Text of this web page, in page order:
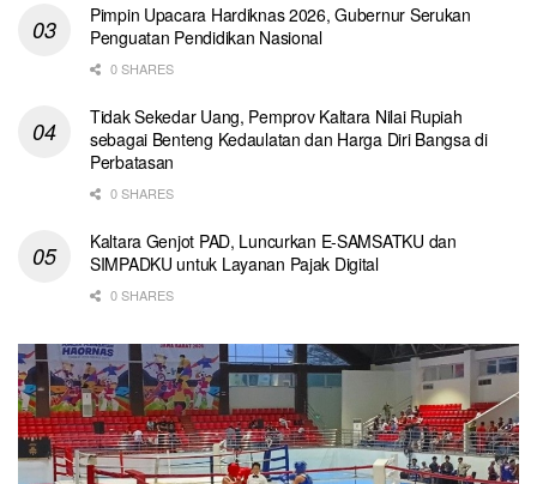
Pimpin Upacara Hardiknas 2026, Gubernur Serukan
Penguatan Pendidikan Nasional
0 SHARES
Tidak Sekedar Uang, Pemprov Kaltara Nilai Rupiah
sebagai Benteng Kedaulatan dan Harga Diri Bangsa di
Perbatasan
0 SHARES
Kaltara Genjot PAD, Luncurkan E-SAMSATKU dan
SIMPADKU untuk Layanan Pajak Digital
0 SHARES